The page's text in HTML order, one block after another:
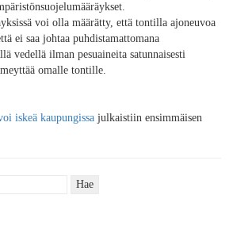
voi olla määrätty, että tontilla ajoneuvoa
ei saa johtaa puhdistamattomana
vedellä ilman pesuaineita satunnaisesti
omalle tontille.
iskeä kaupungissa julkaistiin ensimmäisen